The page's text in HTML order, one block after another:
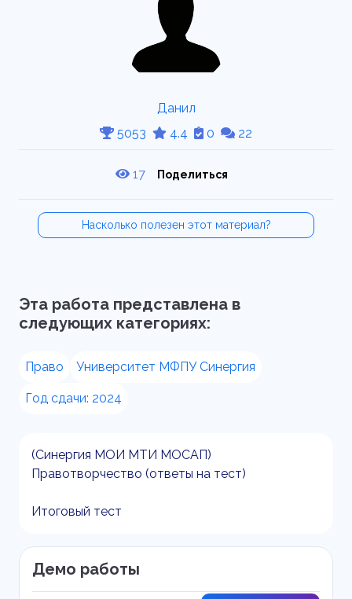
Данил
5053
4.4 0 22
17 Поделиться
Насколько полезен этот материал?
Эта работа представлена в
следующих категориях:
Право Университет МФПУ Синергия
Год сдачи: 2024
(Синергия МОИ МТИ МОСАП)
Правотворчество (ответы на тест)
Итоговый тест
Демо работы